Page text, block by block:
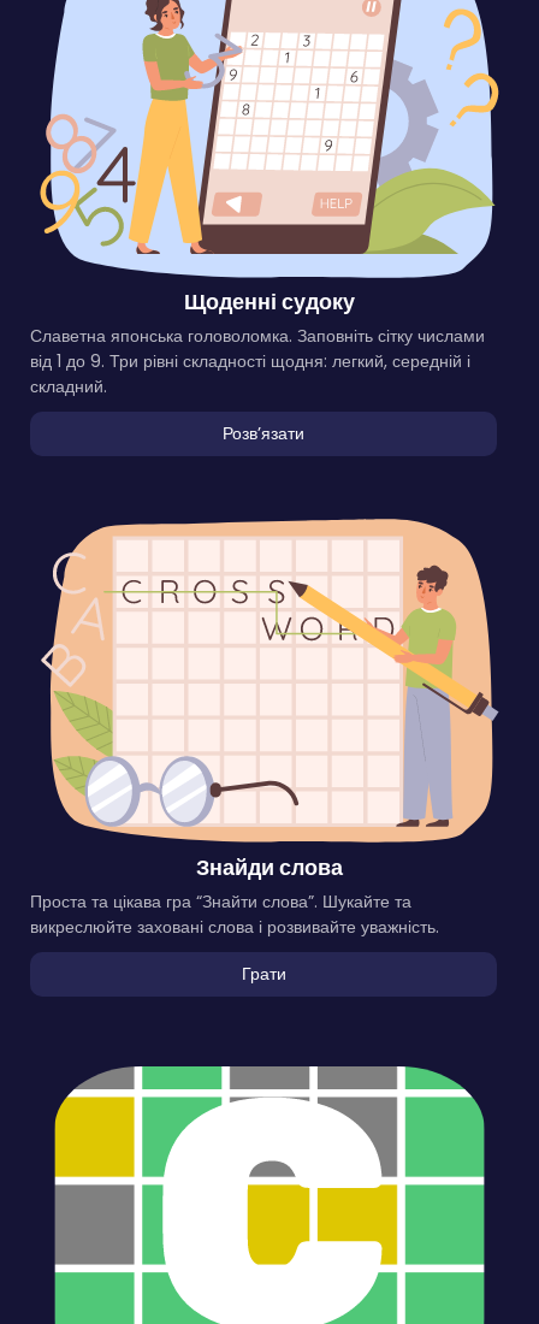
Щоденні судоку
Славетна японська головоломка. Заповніть сітку числами
від 1 до 9. Три рівні складності щодня: легкий, середній і
складний.
Розвʼязати
Знайди слова
Проста та цікава гра “Знайти слова”. Шукайте та
викреслюйте заховані слова і розвивайте уважність.
Грати